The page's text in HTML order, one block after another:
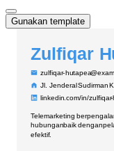
Gunakan template